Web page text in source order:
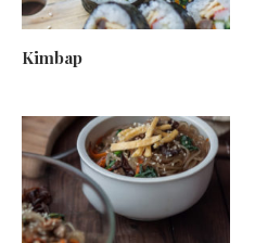
Kimbap